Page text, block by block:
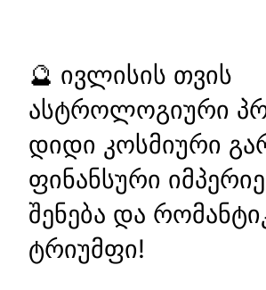
🔮 ივლისის თვის
ასტროლოგიური
დიდი კოსმიური
ფინანსური
შენება და
ტრიუმფი!